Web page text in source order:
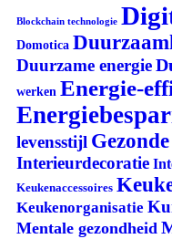
Blockchain technologie
Domotica
Duurzame energie
werken Energie-
levensstijl
Interieurdecoratie
Keukenaccessoires
Keukenorganisatie
Mentale gezondheid